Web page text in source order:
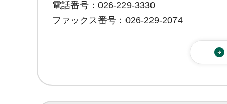
電話番号：026-229-3330
ファックス番号：026-229-2074